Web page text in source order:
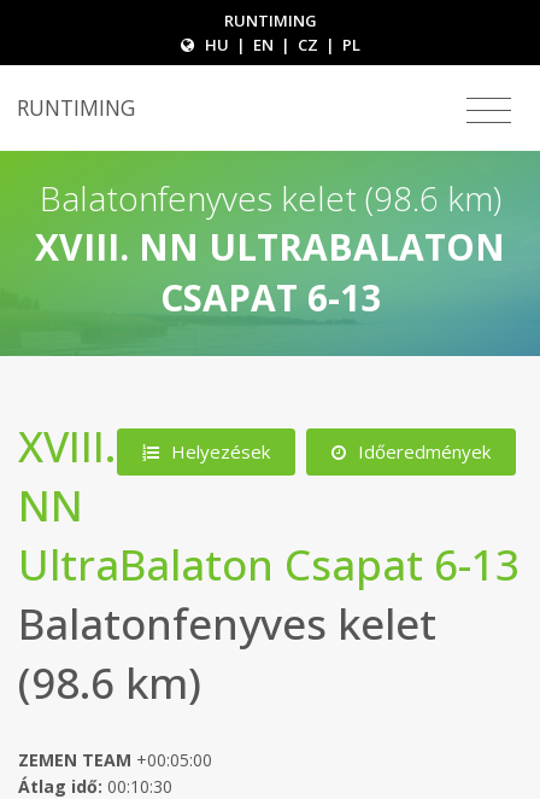
RUNTIMING
HU | EN | CZ | PL
RUNTIMING
Balatonfenyves kelet (98.6 km)
XVIII. NN ULTRABALATON
CSAPAT 6-13
Helyezések Időeredmények
XVIII.
NN
UltraBalaton Csapat 6-13
Balatonfenyves kelet
(98.6 km)
ZEMEN TEAM +00:05:00
Átlag idő: 00:10:30